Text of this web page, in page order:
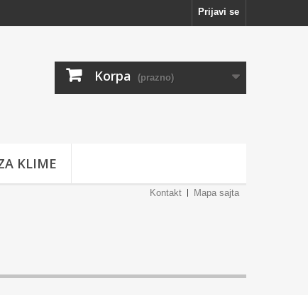
Prijavi se
Korpa (prazno)
KLIME
Kontakt Mapa sajta